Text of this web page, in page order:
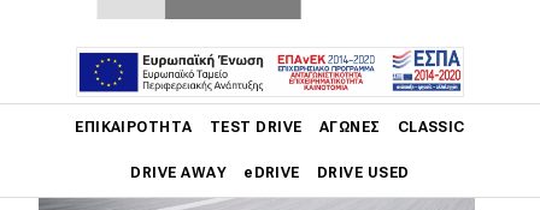
ΕΠΙΚΑΙΡΌΤΗΤΑ TEST DRIVE ΑΓΏΝΕΣ CLASSIC
DRIVE AWAY eDRIVE DRIVE USED